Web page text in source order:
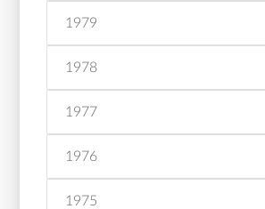
1979
1978
1977
1976
1975